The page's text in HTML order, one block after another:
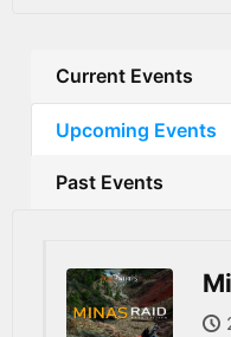
Current Events
Upcoming Events
Past Events